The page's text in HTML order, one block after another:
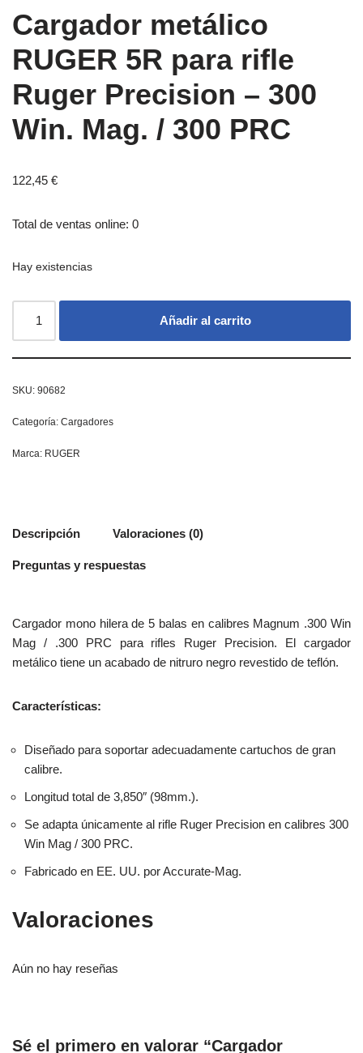
Cargador metálico
RUGER 5R para rifle
Ruger Precision – 300
Win. Mag. / 300 PRC
122,45 €
Total de ventas online: 0
Hay existencias
Añadir al carrito
SKU: 90682
Categoría: Cargadores
Marca: RUGER
Descripción Valoraciones (0)
Preguntas y respuestas
Cargador mono hilera de 5 balas en calibres Magnum .300 Win
Mag / .300 PRC para rifles Ruger Precision. El cargador
metálico tiene un acabado de nitruro negro revestido de teflón.
Características:
Diseñado para soportar adecuadamente cartuchos de gran
calibre.
Longitud total de 3,850″ (98mm.).
Se adapta únicamente al rifle Ruger Precision en calibres 300
Win Mag / 300 PRC.
Fabricado en EE. UU. por Accurate-Mag.
Valoraciones
Aún no hay reseñas
Sé el primero en valorar “Cargador